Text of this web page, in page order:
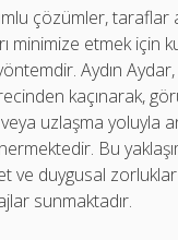
çözümler, taraflar
minimize etmek için
Aydın
kaçınarak,
uzlaşma yoluyla
Bu
ve duygusal zorluklar
sunmaktadır.